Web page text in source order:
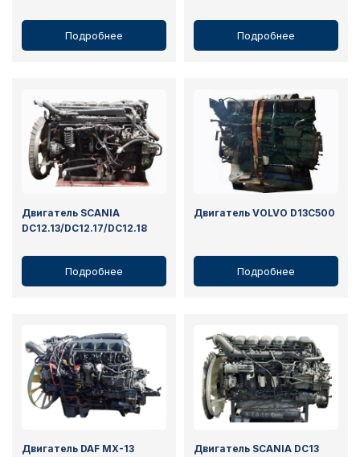
Подробнее Подробнее
Двигатель SCANIA
DC12.13/DC12.17/DC12.18
Подробнее
Двигатель VOLVO D13C500
Подробнее
Двигатель DAF MX-13
Двигатель SCANIA DC13